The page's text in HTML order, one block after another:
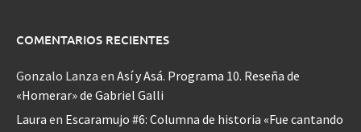
COMENTARIOS RECIENTES
Gonzalo Lanza en Así y Asá. Programa 10. Reseña de
«Homerar» de Gabriel Galli
Laura en Escaramujo #6: Columna de historia «Fue cantando